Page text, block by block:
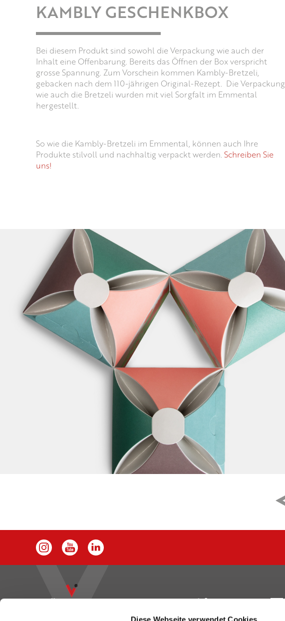
Diese Webseite verwendet Cookies
KAMBLY GESCHENKBOX
Bei diesem Produkt sind sowohl die Verpackung wie auch der
Inhalt eine Offenbarung. Bereits das Öffnen der Box verspricht
grosse Spannung. Zum Vorschein kommen Kambly-Bretzeli,
gebacken nach dem 110-jährigen Original-Rezept. Die Verpackung
wie auch die Bretzeli wurden mit viel Sorgfalt im Emmental
hergestellt.
So wie die Kambly-Bretzeli im Emmental, können auch Ihre
Produkte stilvoll und nachhaltig verpackt werden. Schreiben Sie
uns!